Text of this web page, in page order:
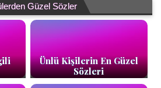
Güzel Sözler
Ünlü Kişilerin En Güzel
Sözleri